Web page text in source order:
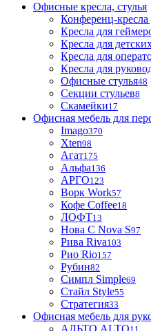
Офисные кресла, стулья
Конференц-кресла
Кресла для
Кресла для
Кресла для
Кресла для
Офисные стулья48
Секции стульев8
Скамейки17
Офисная мебель для
Imago370
Xten98
Агат175
Альфа136
АРГО123
Ворк Work57
Кофе Coffee18
ЛОФТ13
Нова С Nova S97
Рива Riva103
Рио Rio157
Рубин82
Симпл Simple69
Стайл Style55
Стратегия33
Офисная мебель для
АЛЬТО ALTO